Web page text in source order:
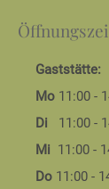
Gaststätte:
Mo 11:00 -
Di 11:00 -
Mi 11:00 -
Do 11:00 -